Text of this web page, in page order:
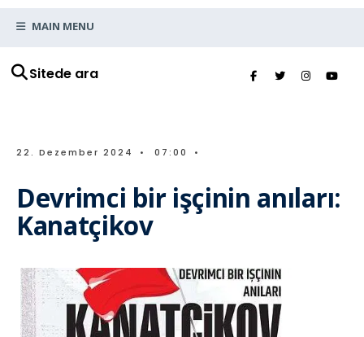
Sitede ara
MAIN MENU
22. Dezember 2024 • 07:00 •
Devrimci bir işçinin anıları:
Kanatçikov